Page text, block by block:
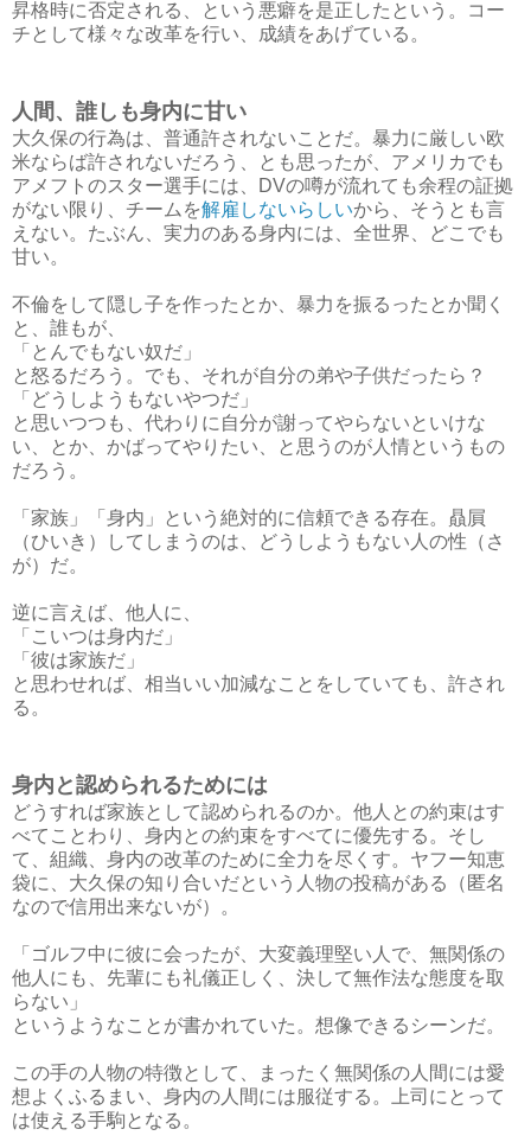
昇格時に否定される、という悪癖を是正したという。コー
チとして様々な改革を行い、成績をあげている。
人間、誰しも身内に甘い
大久保の行為は、普通許されないことだ。暴力に厳しい欧
米ならば許されないだろう、とも思ったが、アメリカでも
アメフトのスター選手には、DVの噂が流れても余程の証拠
がない限り、チームを解雇しないらしいから、そうとも言
えない。たぶん、実力のある身内には、全世界、どこでも
甘い。
不倫をして隠し子を作ったとか、暴力を振るったとか聞く
と、誰もが、
「とんでもない奴だ」
と怒るだろう。でも、それが自分の弟や子供だったら？
「どうしようもないやつだ」
と思いつつも、代わりに自分が謝ってやらないといけな
い、とか、かばってやりたい、と思うのが人情というもの
だろう。
「家族」「身内」という絶対的に信頼できる存在。贔屓
（ひいき）してしまうのは、どうしようもない人の性（さ
が）だ。
逆に言えば、他人に、
「こいつは身内だ」
「彼は家族だ」
と思わせれば、相当いい加減なことをしていても、許され
る。
身内と認められるためには
どうすれば家族として認められるのか。他人との約束はす
べてことわり、身内との約束をすべてに優先する。そし
て、組織、身内の改革のために全力を尽くす。ヤフー知恵
袋に、大久保の知り合いだという人物の投稿がある（匿名
なので信用出来ないが）。
「ゴルフ中に彼に会ったが、大変義理堅い人で、無関係の
他人にも、先輩にも礼儀正しく、決して無作法な態度を取
らない」
というようなことが書かれていた。想像できるシーンだ。
この手の人物の特徴として、まったく無関係の人間には愛
想よくふるまい、身内の人間には服従する。上司にとって
は使える手駒となる。